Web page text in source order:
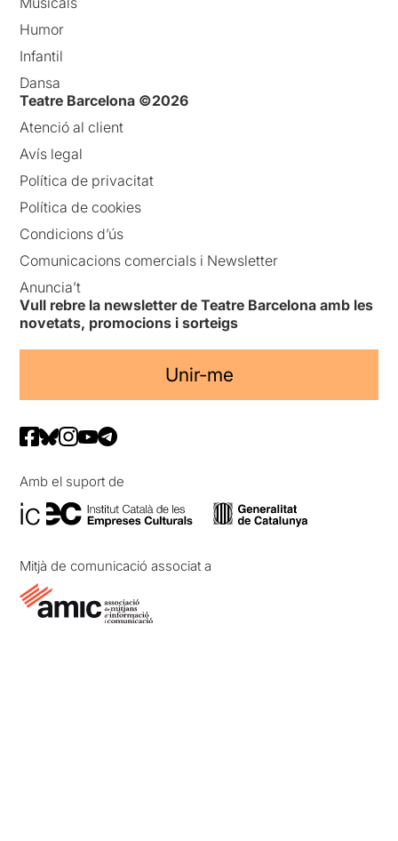
Humor
Infantil
Dansa
Teatre Barcelona ©2026
Atenció al client
Avís legal
Política de privacitat
Política de cookies
Condicions d’ús
Comunicacions comercials i Newsletter
Anuncia’t
Vull rebre la newsletter de Teatre Barcelona amb les
novetats, promocions i sorteigs
Unir-me
Amb el suport de
Mitjà de comunicació associat a